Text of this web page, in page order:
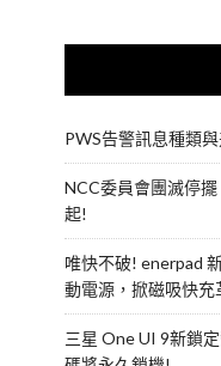
PWS告警訊息種類
NCC委員會團滅停
起!
唯快不破! enerpad
動電源，掀磁吸快充
三星 One UI 9新鎖